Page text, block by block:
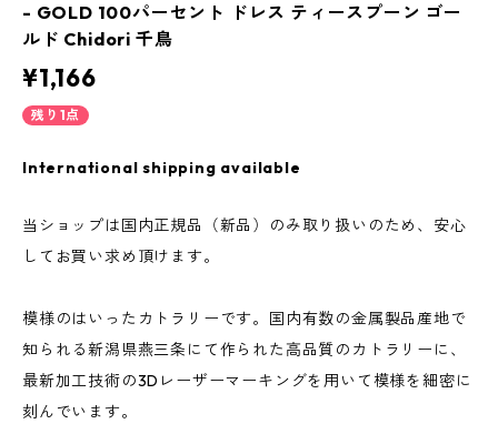
- GOLD 100パーセント ドレス ティースプーン ゴー
ルド Chidori 千鳥
¥1,166
残り1点
International shipping available
当ショップは国内正規品（新品）のみ取り扱いのため、安心
してお買い求め頂けます。
模様のはいったカトラリーです。国内有数の金属製品産地で
知られる新潟県燕三条にて作られた高品質のカトラリーに、
最新加工技術の3Dレーザーマーキングを用いて模様を細密に
刻んでいます。